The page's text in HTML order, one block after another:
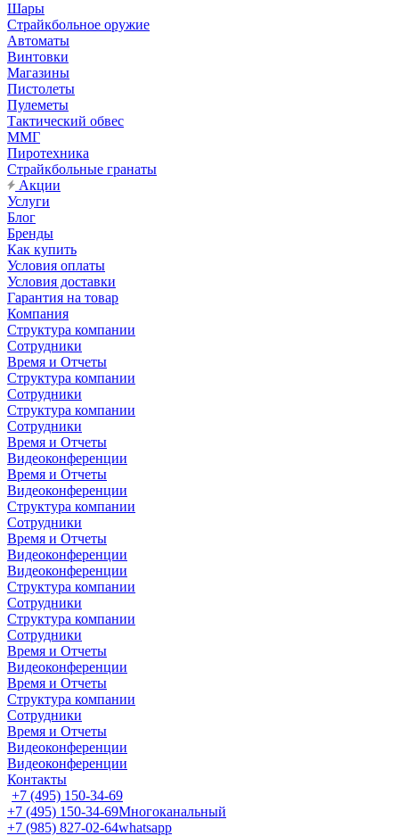
Шары
Страйкбольное оружие
Автоматы
Винтовки
Магазины
Пистолеты
Пулеметы
Тактический обвес
ММГ
Пиротехника
Страйкбольные гранаты
Акции
Услуги
Блог
Бренды
Как купить
Условия оплаты
Условия доставки
Гарантия на товар
Компания
Структура компании
Сотрудники
Время и Отчеты
Структура компании
Сотрудники
Структура компании
Сотрудники
Время и Отчеты
Видеоконференции
Время и Отчеты
Видеоконференции
Структура компании
Сотрудники
Время и Отчеты
Видеоконференции
Видеоконференции
Структура компании
Сотрудники
Структура компании
Сотрудники
Время и Отчеты
Видеоконференции
Время и Отчеты
Структура компании
Сотрудники
Время и Отчеты
Видеоконференции
Видеоконференции
Контакты
+7 (495) 150-34-69
+7 (495) 150-34-69Многоканальный
+7 (985) 827-02-64whatsapp